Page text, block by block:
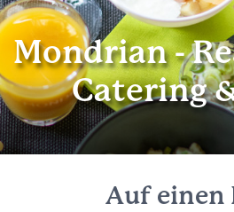
Mondrian -
Catering
Auf einen